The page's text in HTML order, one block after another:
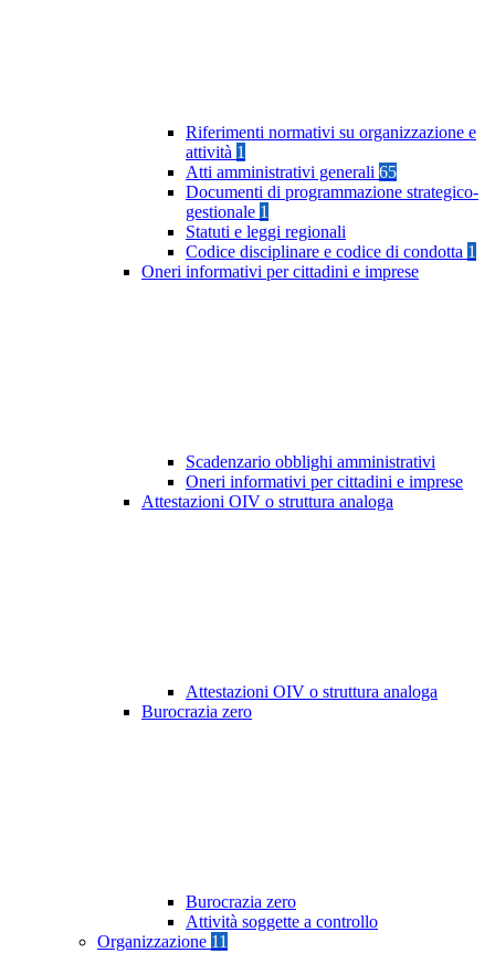
Riferimenti normativi su organizzazione e
attività 1
Atti amministrativi generali 65
Documenti di programmazione strategico-
gestionale 1
Statuti e leggi regionali
Codice disciplinare e codice di condotta 1
Oneri informativi per cittadini e imprese
Scadenzario obblighi amministrativi
Oneri informativi per cittadini e imprese
Attestazioni OIV o struttura analoga
Attestazioni OIV o struttura analoga
Burocrazia zero
Burocrazia zero
Attività soggette a controllo
Organizzazione 11